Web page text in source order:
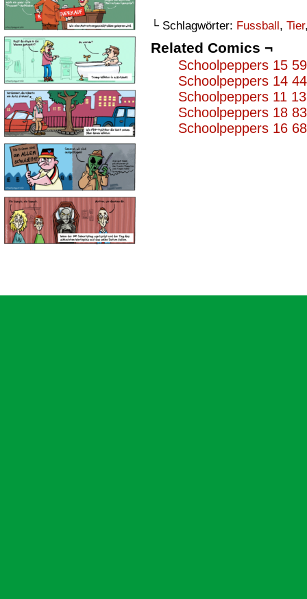
└ Schlagwörter: Fussball, Tier
Related Comics ¬
Schoolpeppers 15
Schoolpeppers 14
Schoolpeppers 11
Schoolpeppers 18
Schoolpeppers 16